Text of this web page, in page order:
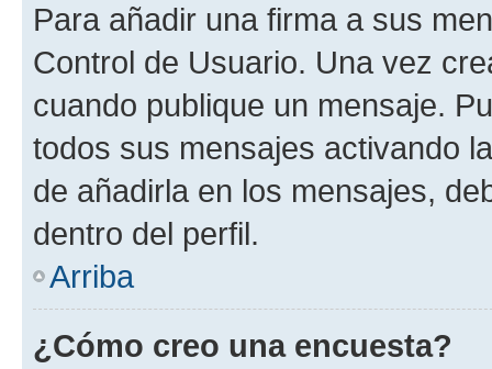
Para añadir una firma a sus
Control de Usuario. Una vez
cuando publique un mensaje.
todos sus mensajes activando
de añadirla en los mensajes,
dentro del perfil.
Arriba
¿Cómo creo una encuesta?